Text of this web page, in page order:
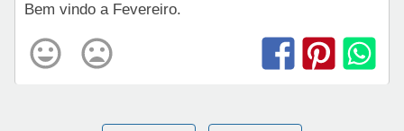
Bem vindo a Fevereiro.